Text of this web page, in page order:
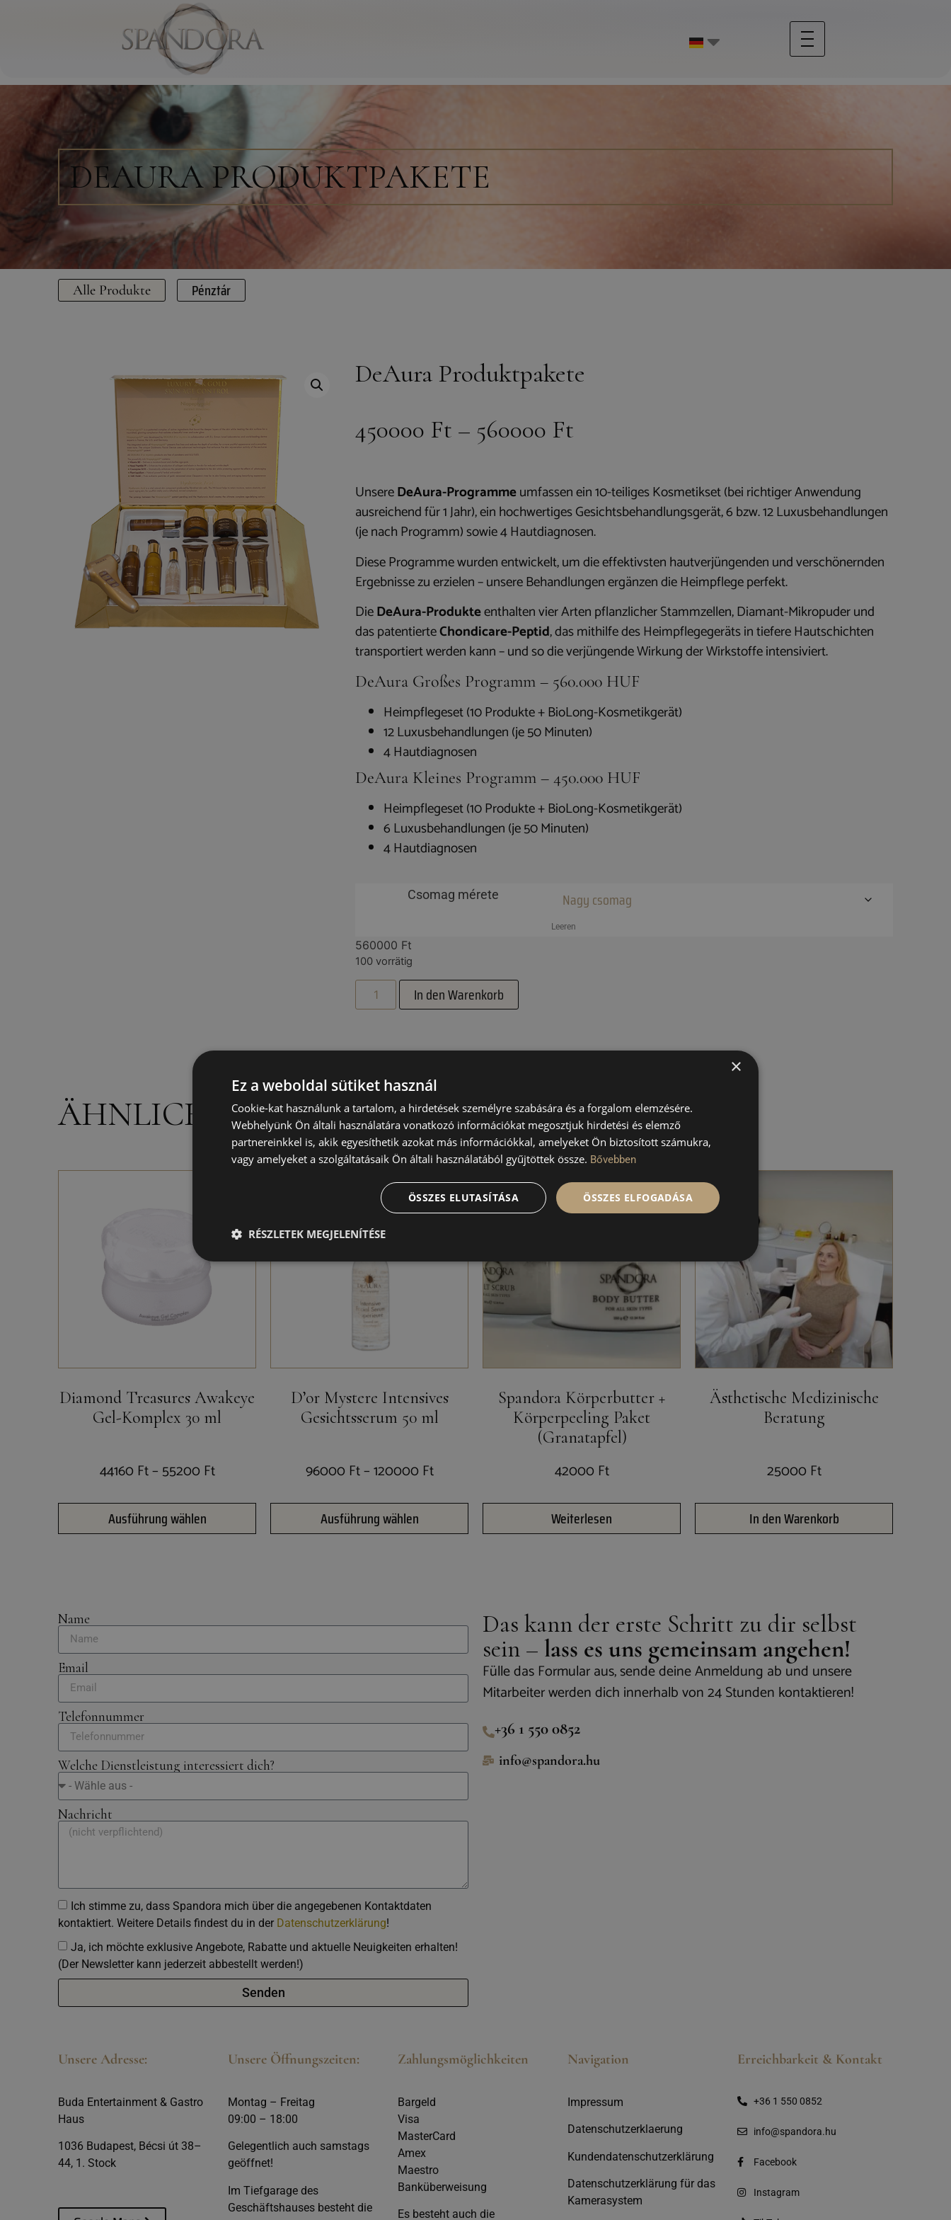
DEAURA PRODUKTPAKETE
Alle Produkte Pénztár
DeAura Produktpakete
450000 Ft – 560000 Ft
UnsereDeAura-Programmeumfassen ein 10-teiliges Kosmetikset (bei richtiger Anwendung
ausreichend für 1 Jahr), ein hochwertiges Gesichtsbehandlungsgerät, 6 bzw. 12 Luxusbehandlungen
(je nach Programm) sowie 4 Hautdiagnosen.
Diese Programme wurden entwickelt, um die effektivsten hautverjüngenden und verschönernden
Ergebnisse zu erzielen – unsere Behandlungen ergänzen die Heimpflege perfekt.
DieDeAura-Produkteenthalten vier Arten pflanzlicher Stammzellen, Diamant-Mikropuder und
das patentierteChondicare-Peptid, das mithilfe des Heimpflegegeräts in tiefere Hautschichten
transportiert werden kann – und so die verjüngende Wirkung der Wirkstoffe intensiviert.
DeAura Großes Programm – 560.000 HUF
Heimpflegeset (10 Produkte + BioLong-Kosmetikgerät)
12 Luxusbehandlungen (je 50 Minuten)
4 Hautdiagnosen
DeAura Kleines Programm – 450.000 HUF
Heimpflegeset (10 Produkte + BioLong-Kosmetikgerät)
6 Luxusbehandlungen (je 50 Minuten)
4 Hautdiagnosen
Csomag mérete
Leeren
560000 Ft
100 vorrätig
In den Warenkorb
ÄHNLICHE PRODUKTE
Diamond Treasures Awakeye
Gel-Komplex 30 ml
44160 Ft– 55200 Ft
Ausführung wählen
D’or Mystere Intensives
Gesichtsserum 50 ml
96000 Ft–120000 Ft
Ausführung wählen
Spandora Körperbutter +
Körperpeeling Paket
(Granatapfel)
42000 Ft
Weiterlesen
Ästhetische Medizinische
Beratung
25000 Ft
In den Warenkorb
Name
Email
Telefonnummer
Welche Dienstleistung interessiert dich?
Nachricht
Ich stimme zu, dass Spandora mich über die angegebenen Kontaktdaten
kontaktiert. Weitere Details findest du in der Datenschutzerklärung!
Ja, ich möchte exklusive Angebote, Rabatte und aktuelle Neuigkeiten erhalten!
(Der Newsletter kann jederzeit abbestellt werden!)
Senden
Das kann der erste Schritt zu dir selbst
sein – lass es uns gemeinsam angehen!
Fülle das Formular aus, sende deine Anmeldung ab und unsere
Mitarbeiter werden dich innerhalb von 24 Stunden kontaktieren!
+36 1 550 0852
info@spandora.hu
Unsere Adresse:
Buda Entertainment & Gastro
Haus
1036 Budapest, Bécsi út 38–
44, 1. Stock
Unsere Öffnungszeiten:
Montag – Freitag
09:00 – 18:00
Gelegentlich auch samstags
geöffnet!
Im Tiefgarage des
Geschäftshauses besteht die
Zahlungsmöglichkeiten
Bargeld
Visa
MasterCard
Amex
Maestro
Banküberweisung
Es besteht auch die
Navigation
Impressum
Datenschutzerklaerung
Kundendatenschutzerklärung
Datenschutzerklärung für das
Kamerasystem
Erreichbarkeit & Kontakt
+36 1 550 0852
info@spandora.hu
Facebook
Instagram
×
Ez a weboldal sütiket használ
Cookie-kat használunk a tartalom, a hirdetések személyre szabására és a forgalom elemzésére.
Webhelyünk Ön általi használatára vonatkozó információkat megosztjuk hirdetési és elemző
partnereinkkel is, akik egyesíthetik azokat más információkkal, amelyeket Ön biztosított számukra,
vagy amelyeket a szolgáltatásaik Ön általi használatából gyűjtöttek össze. Bővebben
ÖSSZES ELFOGADÁSA
ÖSSZES ELUTASÍTÁSA
RÉSZLETEK MEGJELENÍTÉSE